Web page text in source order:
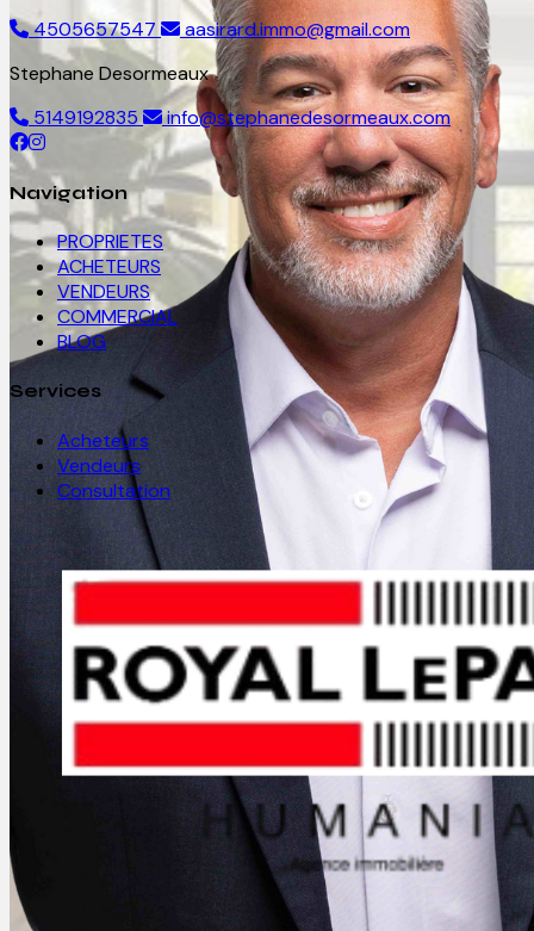
4505657547
aasirard.immo@gmail.com
Stephane Desormeaux
5149192835
info@stephanedesormeaux.com
Navigation
PROPRIETES
ACHETEURS
VENDEURS
COMMERCIAL
BLOG
Services
Acheteurs
Vendeurs
Consultation